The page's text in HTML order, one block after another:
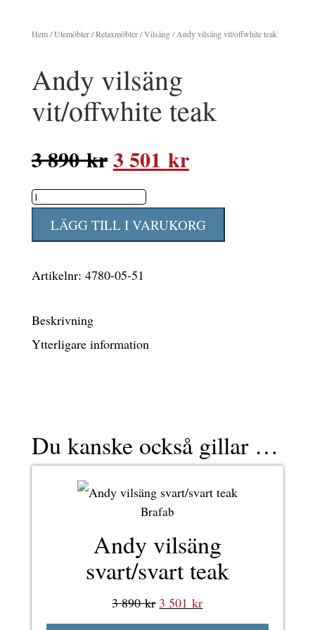
Hem/Utemöbler/Relaxmöbler/Vilsäng/ Andy vilsäng vit/offwhite teak
Andy vilsäng
vit/offwhite teak
3 890krDet
ursprungliga
priset
var:
890 kr.
3 501 krDet
priset
är:
Andy
vilsäng
vit/offwhite
LÄGG TILL I VARUKORG
Artikelnr: 4780-05-51
Beskrivning
Ytterligare information
Du kanske också gillar …
Brafab
Andy vilsäng
svart/svart teak
3 890kr Det
ursprungliga
3 501krDet
nuvarande